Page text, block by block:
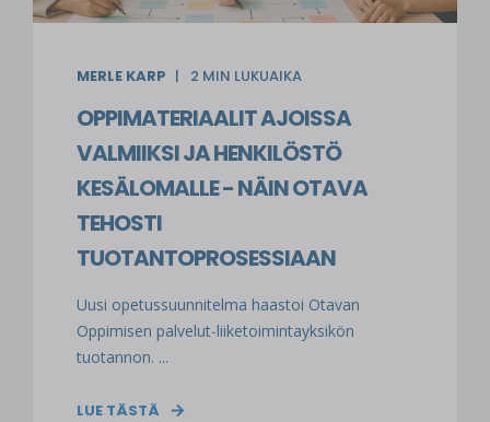
MERLE KARP 2 MIN LUKUAIKA
OPPIMATERIAALIT AJOISSA
VALMIIKSI JA HENKILÖSTÖ
KESÄLOMALLE - NÄIN OTAVA
TEHOSTI
TUOTANTOPROSESSIAAN
Uusi opetussuunnitelma haastoi Otavan
Oppimisen palvelut-liiketoimintayksikön
tuotannon. ...
LUE TÄSTÄ